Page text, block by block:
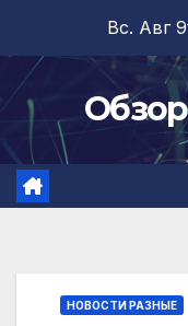
содержимому
Вс. Авг
НОВОСТИ РАЗНЫЕ